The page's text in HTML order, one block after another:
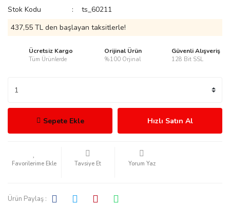
Stok Kodu
ts_60211
437,55 TL den başlayan taksitlerle!
Ücretsiz Kargo
Tüm Ürünlerde
Orijinal Ürün
%100 Orjinal
Güvenli Alışveriş
128 Bit SSL
Sepete Ekle Hızlı Satın Al
Tavsiye Et Yorum Yaz
Ürün Paylaş :